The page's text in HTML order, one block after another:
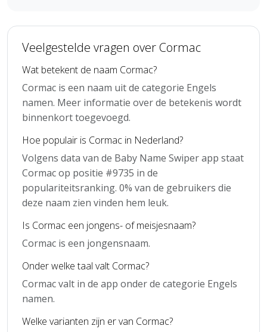
Veelgestelde vragen over Cormac
Wat betekent de naam Cormac?
Cormac is een naam uit de categorie Engels
namen. Meer informatie over de betekenis wordt
binnenkort toegevoegd.
Hoe populair is Cormac in Nederland?
Volgens data van de Baby Name Swiper app staat
Cormac op positie #9735 in de
populariteitsranking. 0% van de gebruikers die
deze naam zien vinden hem leuk.
Is Cormac een jongens- of meisjesnaam?
Cormac is een jongensnaam.
Onder welke taal valt Cormac?
Cormac valt in de app onder de categorie Engels
namen.
Welke varianten zijn er van Cormac?